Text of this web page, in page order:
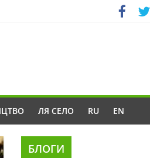
ЛЯ СЕЛО RU EN
БЛОГИ